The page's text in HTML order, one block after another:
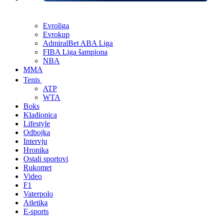
Evroliga
Evrokup
AdmiralBet ABA Liga
FIBA Liga šampiona
NBA
MMA
Tenis
ATP
WTA
Boks
Kladionica
Lifestyle
Odbojka
Intervju
Hronika
Ostali sportovi
Rukomet
Video
F1
Vaterpolo
Atletika
E-sports